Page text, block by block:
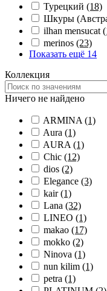
Турецкий (18)
Шкуры
ilhan mensucat
merinos (23)
Показать ещё 14
Коллекция
Ничего не найдено
ARMINA (1)
Aura (1)
AURA (1)
Chic (12)
dios (2)
Elegance (3)
kair(1)
Lana (32)
LINEO (1)
makao (17)
mokko (2)
Ninova (1)
nun kilim (1)
petra (1)